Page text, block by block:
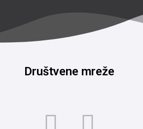
Društvene mreže